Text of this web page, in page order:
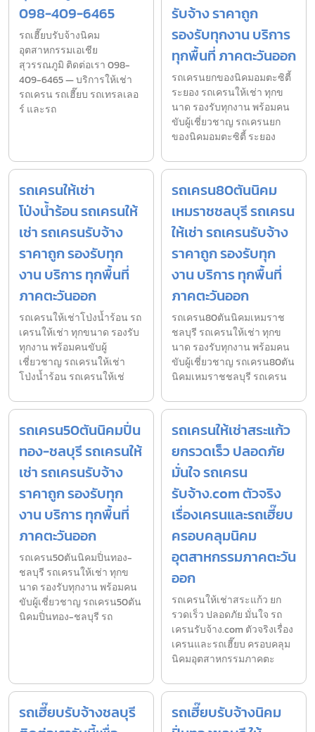
098-409-6465
รถเฮี๊ยบรับจ้างนิคม
อุตสาหกรรมเอเชีย
สุวรรณภูมิ ติดต่อเรา 098-
409-6465 — บริการให้เช่า
รถเครน รถเฮี๊ยบ รถเทรลเลอ
ร์ และรถ
รับจ้าง ราคาถูก
รองรับทุกงาน บริการ
ทุกพื้นที่ ภาคตะวันออก
รถเครนยกของนิคมอมตะซิตี้
ระยอง รถเครนให้เช่า ทุกข
นาด รองรับทุกงาน พร้อมคน
ขับผู้เชี่ยวชาญ รถเครนยก
ของนิคมอมตะซิตี้ ระยอง
รถเครนให้เช่า
โป่งน้ำร้อน รถเครนให้
เช่า รถเครนรับจ้าง
ราคาถูก รองรับทุก
งาน บริการ ทุกพื้นที่
ภาคตะวันออก
รถเครนให้เช่าโป่งน้ำร้อน รถ
เครนให้เช่า ทุกขนาด รองรับ
ทุกงาน พร้อมคนขับผู้
เชี่ยวชาญ รถเครนให้เช่า
โป่งน้ำร้อน รถเครนให้เช่
รถเครน80ตันนิคม
เหมราชชลบุรี รถเครน
ให้เช่า รถเครนรับจ้าง
ราคาถูก รองรับทุก
งาน บริการ ทุกพื้นที่
ภาคตะวันออก
รถเครน80ตันนิคมเหมราช
ชลบุรี รถเครนให้เช่า ทุกข
นาด รองรับทุกงาน พร้อมคน
ขับผู้เชี่ยวชาญ รถเครน80ตัน
นิคมเหมราชชลบุรี รถเครน
รถเครน50ตันนิคมปิ่น
ทอง-ชลบุรี รถเครนให้
เช่า รถเครนรับจ้าง
ราคาถูก รองรับทุก
งาน บริการ ทุกพื้นที่
ภาคตะวันออก
รถเครน50ตันนิคมปิ่นทอง-
ชลบุรี รถเครนให้เช่า ทุกข
นาด รองรับทุกงาน พร้อมคน
ขับผู้เชี่ยวชาญ รถเครน50ตัน
นิคมปิ่นทอง-ชลบุรี รถ
รถเครนให้เช่าสระแก้ว
ยกรวดเร็ว ปลอดภัย
มั่นใจ รถเครน
รับจ้าง.com ตัวจริง
เรื่องเครนและรถเฮี๊ยบ
ครอบคลุมนิคม
อุตสาหกรรมภาคตะวัน
ออก
รถเครนให้เช่าสระแก้ว ยก
รวดเร็ว ปลอดภัย มั่นใจ รถ
เครนรับจ้าง.com ตัวจริงเรื่อง
เครนและรถเฮี๊ยบ ครอบคลุม
นิคมอุตสาหกรรมภาคตะ
รถเฮี๊ยบรับจ้างชลบุรี
รถเฮี๊ยบรับจ้างนิคม